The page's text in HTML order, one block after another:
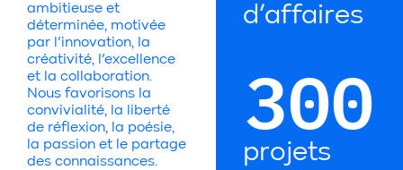
ambitieuse et
déterminée, motivée
par l’innovation, la
créativité, l’excellence
et la collaboration.
Nous favorisons la
convivialité, la liberté
de réflexion, la poésie,
la passion et le partage
des connaissances.
d’affaires
projets
300